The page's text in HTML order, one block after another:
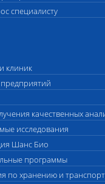
специалисту
клиник
качественных
исследования
Шанс Био
программы
по хранению и